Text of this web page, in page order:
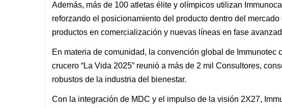
Además, más de 100 atletas élite y olímpicos utilizan
reforzando el posicionamiento del producto dentro del
productos en comercialización y nuevas líneas en fase
En materia de comunidad, la convención global de Immunotec
crucero “La Vida 2025” reunió a más de 2 mil Consultores,
robustos de la industria del bienestar.
Con la integración de MDC y el impulso de la visión 2X27,